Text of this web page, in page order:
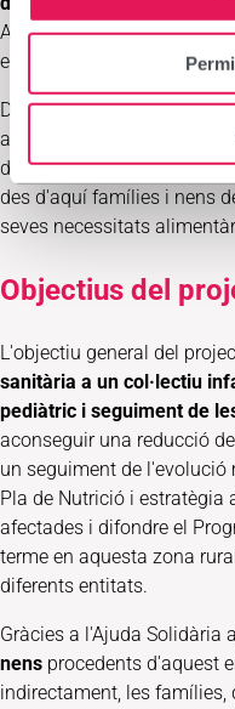
Actualment, s'atenen entre
especialment de baixos
Des del Consultori mèdic
als nens, que són derivats
d'un dels consultoris
des d'aquí famílies i nens
seves necessitats
Objectius del
L'objectiu general del
sanitària a un col·lectiu
pediàtric i seguiment de
aconseguir una reducció
un seguiment de l'evolució
Pla de Nutrició i
afectades i difondre el
terme en aquesta zona
diferents entitats.
Gràcies a l'Ajuda Solidària
nens procedents d'aquest
indirectament, les famílies,